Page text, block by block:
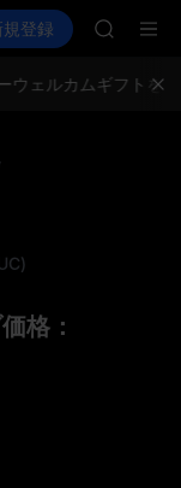
先物取引 SPCX
規登録
SPCX
HFT
ェルカムギフトを獲
格：